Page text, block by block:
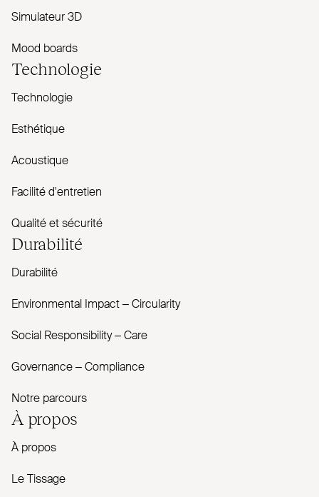
Simulateur 3D
Mood boards
Technologie
Technologie
Esthétique
Acoustique
Facilité d'entretien
Qualité et sécurité
Durabilité
Durabilité
Envi­ronmental Impact – Cir­cularity
Social Responsibility – Care
Governance – Com­pliance
Notre parcours
À propos
À propos
Le Tissage